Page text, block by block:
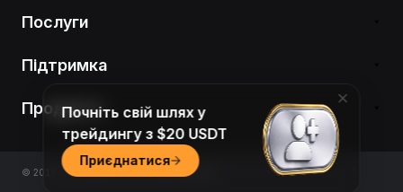
Послуги
Підтримка
Продукти
© 2018-2026 Bybit.com. All rights reserved.
Почніть свій шлях у
трейдингу з $20 USDT
Приєднатися